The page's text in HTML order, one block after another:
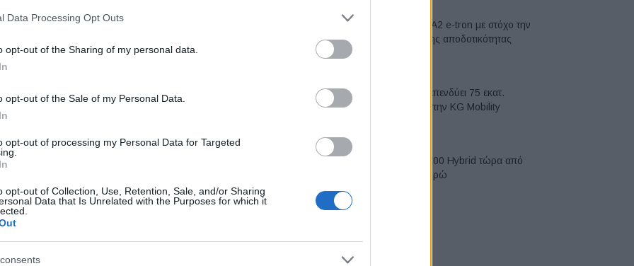
Data Processing Opt Outs
opt-out of the Sharing of my personal data.
opt-out of the Sale of my Personal Data.
opt-out of processing my Personal Data for Targeted
opt-out of Collection, Use, Retention, Sale, and/or Sharing
Data that Is Unrelated with the Purposes for which it
ενός SUV, αλλά με χαμηλότερο και πιο κομψό
σχεδίαση που ακολουθεί τη γραμμή της
νέα όψη στα ηλεκτρικά Volvo και περιλαμβάνει
θέση καθίσματος που προτιμούν οι περισσότεροι
αποχρώσεις και επιλογές διακόσμησης
που δεν διαθέτει καθόλου δερμάτινες επενδύσεις.
εξοπλισμένο με ένα από τα καλύτερα συστήματα
με την Google και βασίζεται στο λειτουργικό
και υπηρεσίες Google, όπως Google Assistant,
Νέο Audi A2 e-tron με στόχο την
κορυφή της αποδοτικότητας
Η Chery επενδύει 75 εκατ.
δολάρια στην KG Mobility
Το FIAT 500 Hybrid τώρα από
18.990 ευρώ